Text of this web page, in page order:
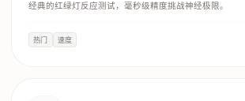
经典的红绿灯反应测试，毫秒级精度挑战神经极限。
热门 速度